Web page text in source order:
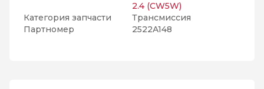
2.4 (CW5W)
Категория запчасти
Трансмиссия
Партномер
2522A148